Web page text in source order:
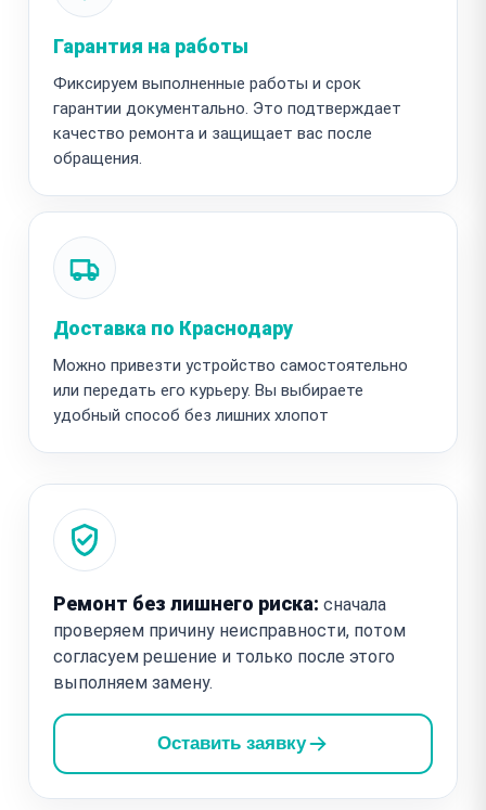
Гарантия на работы
Фиксируем выполненные работы и срок
гарантии документально. Это подтверждает
качество ремонта и защищает вас после
обращения.
Доставка по Краснодару
Можно привезти устройство самостоятельно
или передать его курьеру. Вы выбираете
удобный способ без лишних хлопот
Ремонт без лишнего риска: сначала
проверяем причину неисправности, потом
согласуем решение и только после этого
выполняем замену.
Оставить заявку